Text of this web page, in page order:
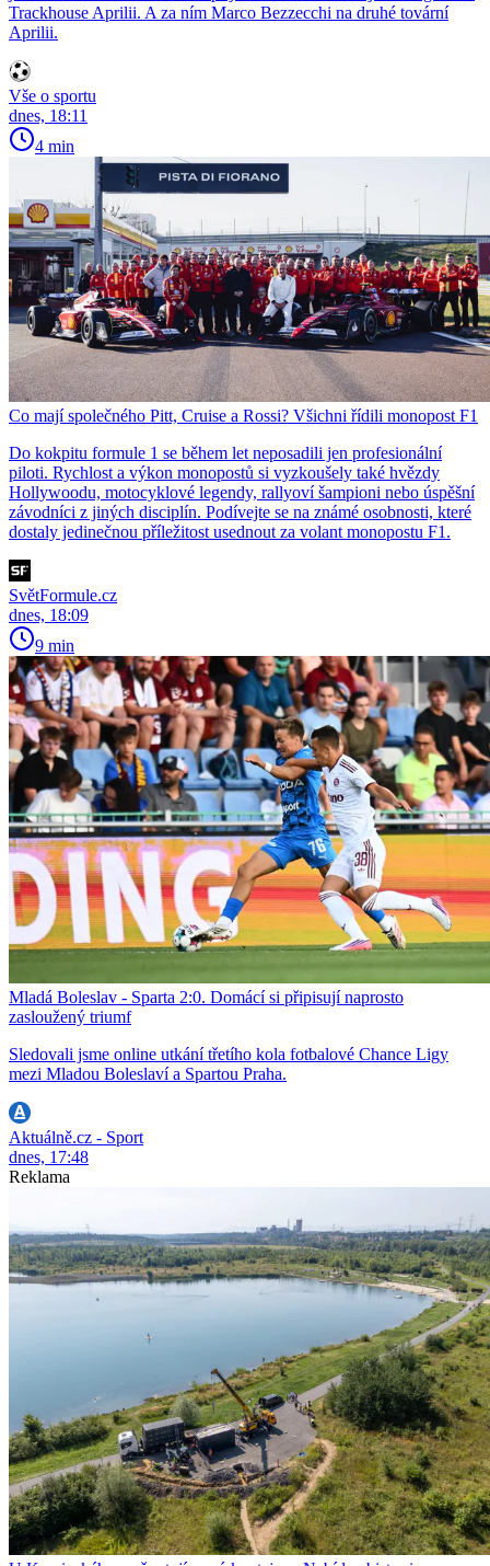
Trackhouse Aprilii. A za ním Marco Bezzecchi na druhé tovární
Aprilii.
Vše o sportu
dnes, 18:11
4 min
Co mají společného Pitt, Cruise a Rossi? Všichni řídili monopost F1
Do kokpitu formule 1 se během let neposadili jen profesionální
piloti. Rychlost a výkon monopostů si vyzkoušely také hvězdy
Hollywoodu, motocyklové legendy, rallyoví šampioni nebo úspěšní
závodníci z jiných disciplín. Podívejte se na známé osobnosti, které
dostaly jedinečnou příležitost usednout za volant monopostu F1.
SvětFormule.cz
dnes, 18:09
9 min
Mladá Boleslav - Sparta 2:0. Domácí si připisují naprosto
zasloužený triumf
Sledovali jsme online utkání třetího kola fotbalové Chance Ligy
mezi Mladou Boleslaví a Spartou Praha.
Aktuálně.cz - Sport
dnes, 17:48
Reklama